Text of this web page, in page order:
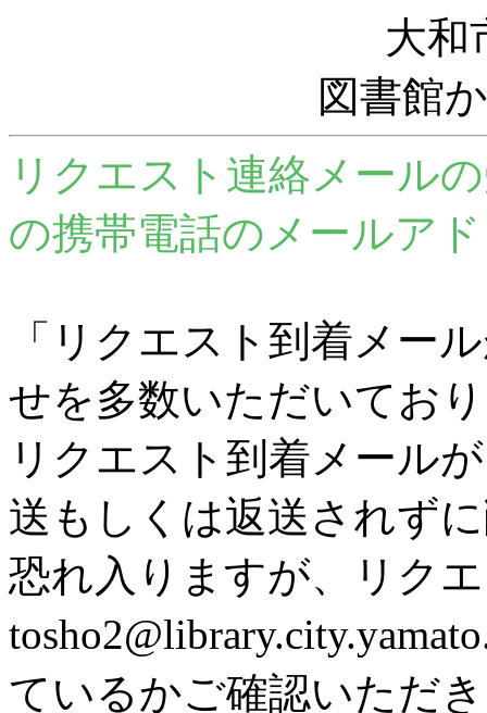
大和
図書館
リクエスト連絡メール
の携帯電話のメールア
「リクエスト到着メー
せを多数いただいてお
リクエスト到着メール
送もしくは返送されず
恐れ入りますが、リク
ているかご確認いただ